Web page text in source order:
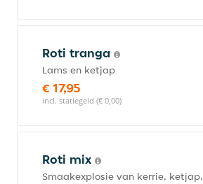
Roti tranga
Lams en ketjap
€ 17,95
incl. statiegeld (€ 0,00)
Roti mix
Smaakexplosie van kerrie, ketjap,